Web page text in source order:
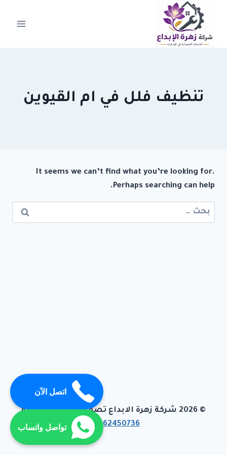
التجاوز
المحتوى
تنظيف فلل في ام القيوين
It seems we can’t find what you’re looking for.
Perhaps searching can help.
البحث
عن:
© 2026 شركة زهرة الابداع تصميم وبرمجة تيفاجو
01062450736
اتصل الآن
تواصل واتساب